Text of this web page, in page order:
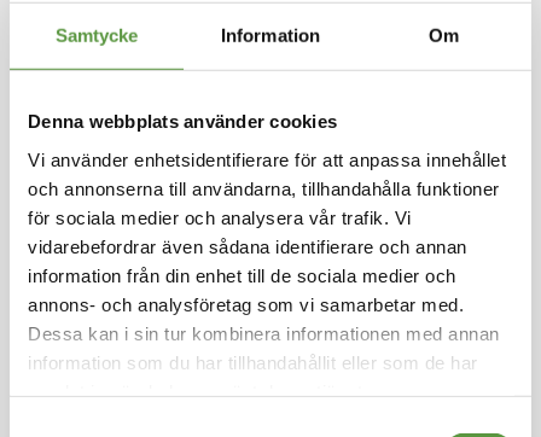
Samtycke Information Om
Denna webbplats använder cookies
Vi använder enhetsidentifierare för att anpassa innehållet
och annonserna till användarna, tillhandahålla funktioner
för sociala medier och analysera vår trafik. Vi
vidarebefordrar även sådana identifierare och annan
information från din enhet till de sociala medier och
annons- och analysföretag som vi samarbetar med.
Dessa kan i sin tur kombinera informationen med annan
information som du har tillhandahållit eller som de har
Kycklingschnitzel 100g
10kg
Logga in för att handla
Kycklingschnitzel 100g, Polen, 10 x 1 kg, IQF, H
alal
Fryst
Mixpall - 1st - 10Kg
Utg:Fullgott
till
början
bildgalleriet